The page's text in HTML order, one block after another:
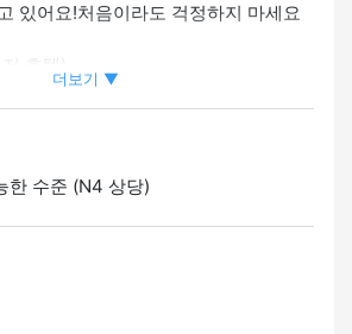
다른 일의 균형을 맞출 수도 있습니
(초기 면접)
있어요!처음이라도 걱정하지 마세요
호텔)
기 때문에 빈칸이 있는 사람도 괜찮습
하지 마세요 ☆
모든 연령대의 직원이 활약하고 있습
더보기 ▼
한 수준 (N4 상당)